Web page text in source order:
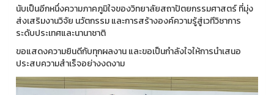
นับเป็นอีกหนึ่งความภาคภูมิใจของวิทยาลัยสถาปัตยกรรมศาสตร์ ที่มุ่ง
ส่งเสริมงานวิจัย นวัตกรรม และการสร้างองค์ความรู้สู่เวทีวิชาการ
ระดับประเทศและนานาชาติ
ขอแสดงความยินดีกับทุกผลงาน และขอเป็นกำลังใจให้การนำเสนอ
ประสบความสำเร็จอย่างงดงาม